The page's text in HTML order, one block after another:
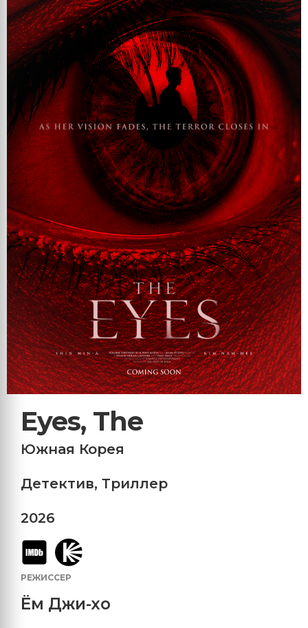
Eyes, The
Южная Корея
Детектив, Триллер
2026
РЕЖИССЕР
Ём Джи-хо